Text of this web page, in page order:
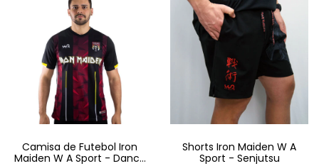
Camisa de Futebol Iron
Maiden W A Sport - Dance
Shorts Iron Maiden W A
Sport - Senjutsu